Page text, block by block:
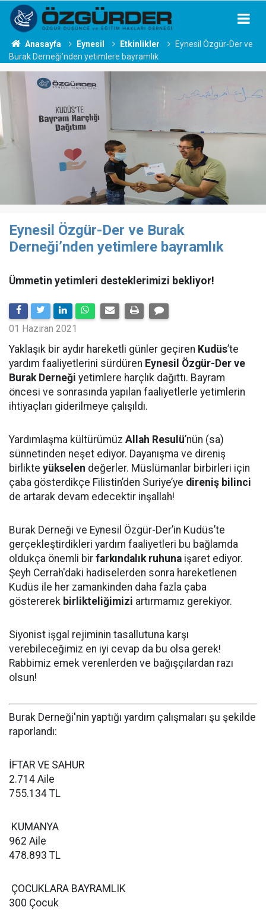
Anasayfa Eynesil Etkinlikler
Eynesil Özgür-Der ve
Burak Derneği’nden yetimlere bayramlık
Eynesil Özgür-Der ve Burak
Derneği’nden yetimlere bayramlık
Ümmetin yetimleri desteklerimizi bekliyor!
01 Haziran 2021
Yaklaşık bir aydır hareketli günler geçiren Kudüs’te
yardım faaliyetlerini sürdüren Eynesil Özgür-Der ve
Burak Derneği yetimlere harçlık dağıttı. Bayram
öncesi ve sonrasında yapılan faaliyetlerle yetimlerin
ihtiyaçları giderilmeye çalışıldı.
Yardımlaşma kültürümüz Allah Resulü’nün (sa)
sünnetinden neşet ediyor. Dayanışma ve direniş
birlikte yükselen değerler. Müslümanlar birbirleri için
çaba gösterdikçe Filistin’den Suriye’ye direniş bilinci
de artarak devam edecektir inşallah!
Burak Derneği ve Eynesil Özgür-Der’in Kudüs’te
gerçekleştirdikleri yardım faaliyetleri bu bağlamda
oldukça önemli bir farkındalık ruhuna işaret ediyor.
Şeyh Cerrah'daki hadiselerden sonra hareketlenen
Kudüs ile her zamankinden daha fazla çaba
göstererek birlikteliğimizi artırmamız gerekiyor.
Siyonist işgal rejiminin tasallutuna karşı
verebileceğimiz en iyi cevap da bu olsa gerek!
Rabbimiz emek verenlerden ve bağışçılardan razı
olsun!
Burak Derneği'nin yaptığı yardım çalışmaları şu şekilde
raporlandı:
İFTAR VE SAHUR
2.714 Aile
755.134 TL
KUMANYA
962 Aile
478.893 TL
ÇOCUKLARA BAYRAMLIK
300 Çocuk